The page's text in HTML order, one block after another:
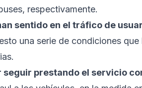
respectivamente.
sentido en el tráfico de
una serie de condiciones que
seguir prestando el servicio